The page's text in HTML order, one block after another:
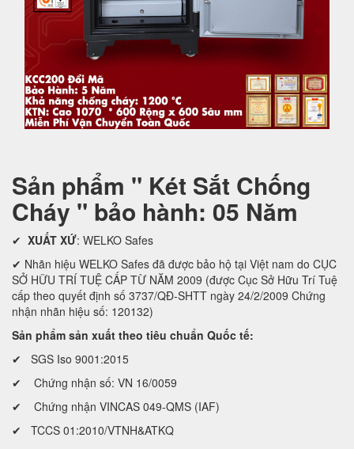
Sản phẩm " Két Sắt Chống
Cháy " bảo hành: 05 Năm
✔ XUẤT XỨ: WELKO Safes
✔ Nhãn hiệu WELKO Safes đã được bảo hộ tại Việt nam do CỤC
SỞ HỮU TRÍ TUỆ CẤP TỪ NĂM 2009 (được Cục Sở Hữu Trí Tuệ
cấp theo quyết định số 3737/QĐ-SHTT ngày 24/2/2009 Chứng
nhận nhãn hiệu số: 120132)
Sản phẩm sản xuất theo tiêu chuẩn Quốc tế:
✔ SGS Iso 9001:2015
✔ Chứng nhận số: VN 16/0059
✔ Chứng nhận VINCAS 049-QMS (IAF)
✔ TCCS 01:2010/VTNH&ATKQ